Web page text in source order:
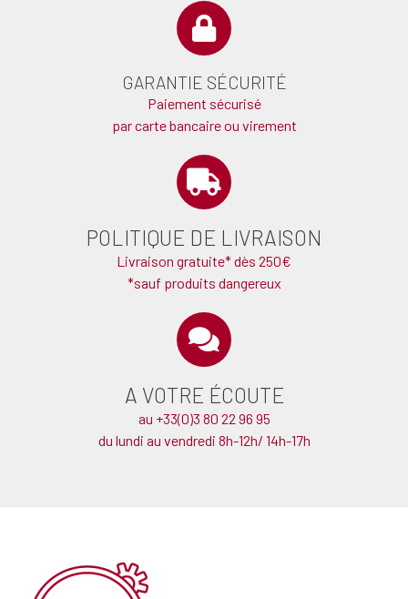
GARANTIE SÉCURITÉ
Paiement sécurisé
par carte bancaire ou virement
POLITIQUE DE LIVRAISON
Livraison gratuite* dès 250€
*sauf produits dangereux
A VOTRE ÉCOUTE
au +33(0)3 80 22 96 95
du lundi au vendredi 8h-12h/ 14h-17h